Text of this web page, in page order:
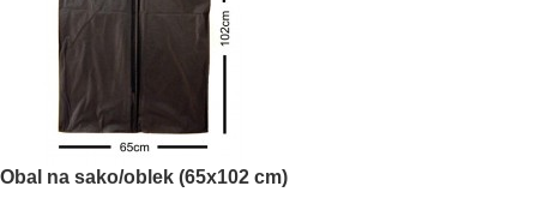
Obal na sako/oblek (65x102 cm)